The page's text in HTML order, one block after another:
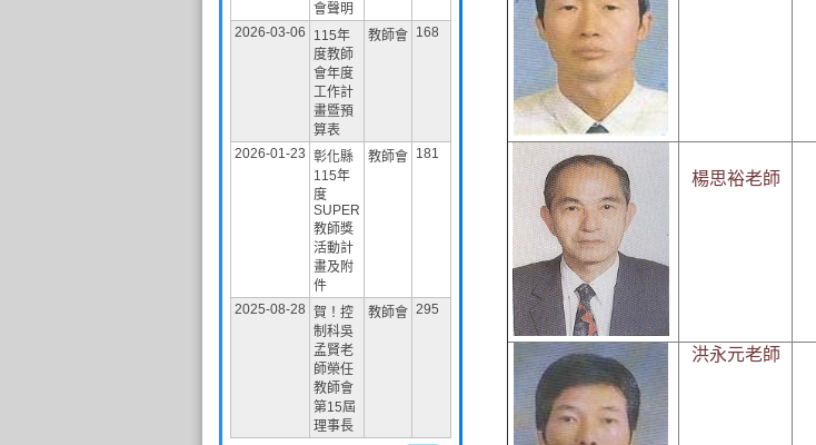
會聲明
2026-03-06
115年
度教師
會年度
工作計
畫暨預
算表
教師會 168
2026-01-23 彰化縣
115年
度
SUPER
教師獎
活動計
畫及附
件
教師會 181
2025-08-28 賀！控
制科吳
孟賢老
師榮任
教師會
第15屆
理事長
教師會 295
楊思裕老師
洪永元老師